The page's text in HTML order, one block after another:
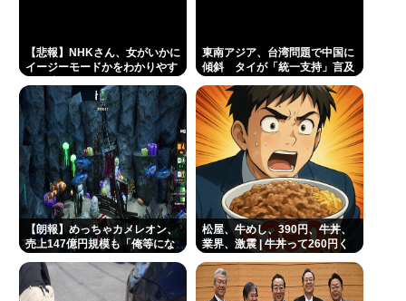
あのちゃんさん、完全に許される 何で燃えたか忘れ
るほど許されてしまう
Powered by livedoor 相互RSS
【悲報】NHKさん、女がいかに
イージーモードかをわかりやす
東南アジア、台湾問題で中国に
傾斜 タイが「統一支持」言及
【朗報】めっちゃカメレオン、
売上147億円規模も「俺等にな
松屋、牛めし、390円、牛丼、
業界、激震 | 牛丼って260円く